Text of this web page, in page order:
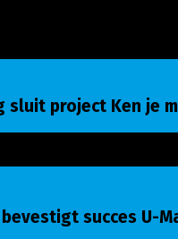
project Ken je
project Ken je mij
succes U-
succes U-Match